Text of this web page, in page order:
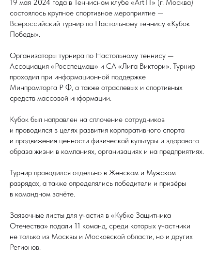
19 мая 2024 года в Теннисном клубе «ArtTT» (г. Москва)
состоялось крупное спортивное мероприятие —
Всероссийский турнир по Настольному теннису «Кубок
Победы».
Организаторы турнира по Настольному теннису —
Ассоциация «Росспецмаш» и СА «Лига Виктори». Турнир
проходил при информационной поддержке
Минпромторга Р Ф, а также отраслевых и спортивных
средств массовой информации.
Кубок был направлен на сплочение сотрудников
и проводился в целях развития корпоративного спорта
и продвижения ценности физической культуры и здорового
образа жизни в компаниях, организациях и на предприятиях.
Турнир проводился отдельно в Женском и Мужском
разрядах, а также определялись победители и призёры
в командном зачёте.
Заявочные листы для участия в «Кубке Защитника
Отечества» подали 11 команд, среди которых участники
не только из Москвы и Московской области, но и других
Регионов.